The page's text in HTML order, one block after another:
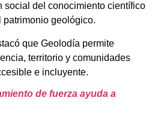
social del conocimiento científico
patrimonio geológico.
que Geolodía permite
territorio y comunidades
e incluyente.
de fuerza ayuda a